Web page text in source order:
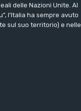
delle Nazioni Unite. Al
l’Italia ha sempre avuto
sul suo territorio) e nelle